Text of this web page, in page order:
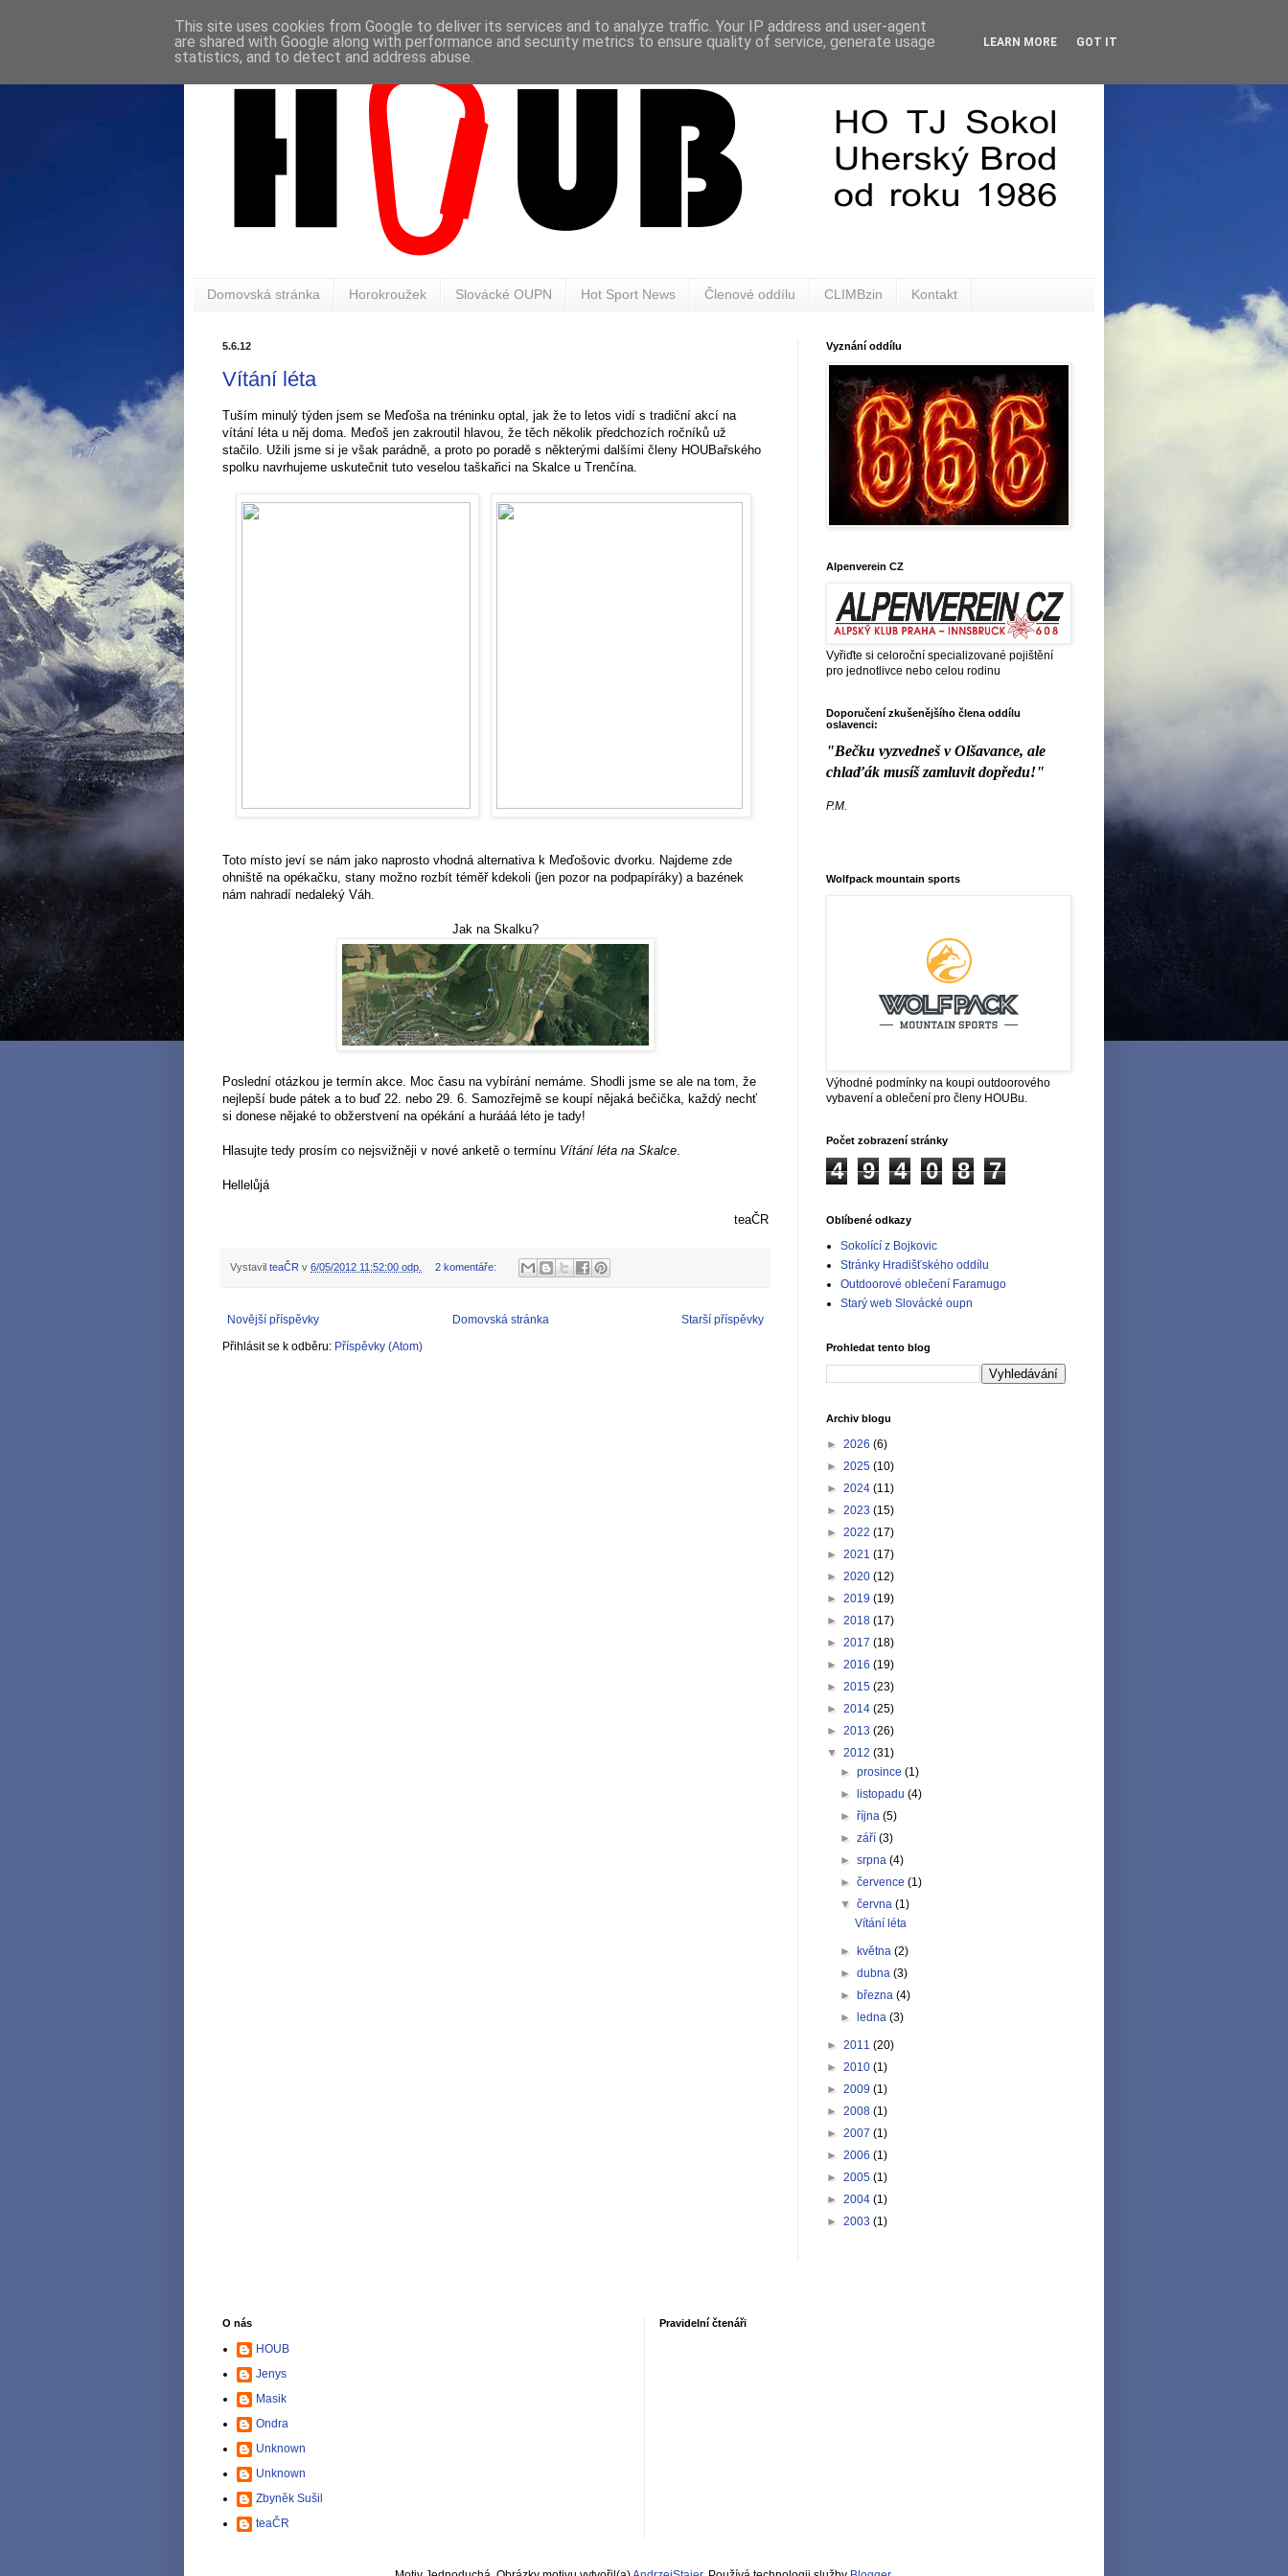
Domovská stránka Horokroužek Slovácké OUPN Hot Sport News Členové oddílu CLIMBzin Kontakt
5.6.12
Vítání léta
Tuším minulý týden jsem se Meďoša na tréninku optal, jak že to letos vidí s tradiční akcí na
vítání léta u něj doma. Meďoš jen zakroutil hlavou, že těch několik předchozích ročníků už
stačilo. Užili jsme si je však parádně, a proto po poradě s některými dalšími členy HOUBařského
spolku navrhujeme uskutečnit tuto veselou taškařici na Skalce u Trenčína.
Toto místo jeví se nám jako naprosto vhodná alternativa k Meďošovic dvorku. Najdeme zde
ohniště na opékačku, stany možno rozbít téměř kdekoli (jen pozor na podpapíráky) a bazének
nám nahradí nedaleký Váh.
Jak na Skalku?
Poslední otázkou je termín akce. Moc času na vybírání nemáme. Shodli jsme se ale na tom, že
nejlepší bude pátek a to buď 22. nebo 29. 6. Samozřejmě se koupí nějaká bečička, každý nechť
si donese nějaké to obžerstvení na opékání a hurááá léto je tady!
Hlasujte tedy prosím co nejsvižněji v nové anketě o termínu Vítání léta na Skalce.
Hellelůjá
teaČR
Vystavil teaČR v 6/05/2012 11:52:00 odp. 2 komentáře:
Novější příspěvky Starší příspěvky
Domovská stránka
Přihlásit se k odběru: Příspěvky (Atom)
Vyznání oddílu
Alpenverein CZ
Vyřiďte si celoroční specializované pojištění
pro jednotlivce nebo celou rodinu
Doporučení zkušenějšího člena oddílu
oslavenci:
"Bečku vyzvedneš v Olšavance, ale
chlaďák musíš zamluvit dopředu!"
P.M.
Wolfpack mountain sports
Výhodné podmínky na koupi outdoorového
vybavení a oblečení pro členy HOUBu.
Počet zobrazení stránky
4 9 4 0 8 7
Oblíbené odkazy
Sokolící z Bojkovic
Stránky Hradišťského oddílu
Outdoorové oblečení Faramugo
Starý web Slovácké oupn
Prohledat tento blog
Archiv blogu
► 2026 (6)
► 2025 (10)
► 2024 (11)
► 2023 (15)
► 2022 (17)
► 2021 (17)
► 2020 (12)
► 2019 (19)
► 2018 (17)
► 2017 (18)
► 2016 (19)
► 2015 (23)
► 2014 (25)
► 2013 (26)
▼ 2012 (31)
►prosince(1)
►listopadu(4)
►října(5)
►září(3)
►srpna(4)
►července(1)
▼června(1)
Vítání léta
►května(2)
►dubna(3)
►března(4)
►ledna(3)
► 2011 (20)
► 2010 (1)
► 2009 (1)
► 2008 (1)
► 2007 (1)
► 2006 (1)
► 2005 (1)
► 2004 (1)
► 2003 (1)
O nás
HOUB
Jenys
Masik
Ondra
Unknown
Unknown
Zbyněk Sušil
teaČR
Pravidelní čtenáři
This site uses cookies from Google to deliver its services and to analyze traffic. Your IP address and user-agent
are shared with Google along with performance and security metrics to ensure quality of service, generate usage
statistics, and to detect and address abuse.
LEARN MORE GOT IT